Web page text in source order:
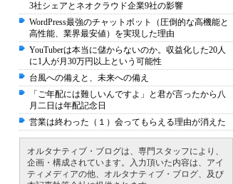
3社シェアとネオクラウド企業9社の影響
WordPress最強のチャットボット（圧倒的な高機能と
高性能、業界最安値）を実現した理由
YouTuberは本当に儲からないのか。収益化した20人
に1人が月30万円以上という可能性
台風への備えと、未来への備え
「ご年配には難しいんですよ」と君が言ったから八
月二日は年配記念日
営業は終わった（１）会ってもらえる理由が消えた
オルタナティブ・ブログは、専門スタッフにより、
企画・構成されています。入力頂いた内容は、アイ
ティメディアの他、オルタナティブ・ブログ、及び